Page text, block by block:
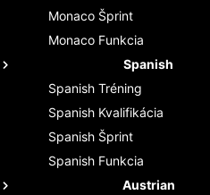
Monaco Šprint
Monaco Funkcia
Spanish
Spanish Tréning
Spanish Kvalifikácia
Spanish Šprint
Spanish Funkcia
Austrian